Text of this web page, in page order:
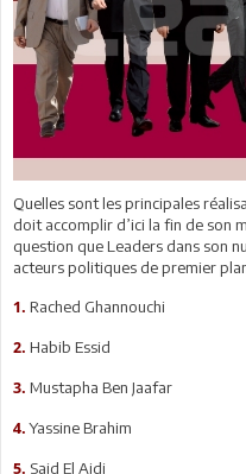
Quelles sont les principales
doit accomplir d’ici la fin de son
question que Leaders dans son
acteurs politiques de premier
1. Rached Ghannouchi
2. Habib Essid
3. Mustapha Ben Jaafar
4. Yassine Brahim
5. Said El Aidi